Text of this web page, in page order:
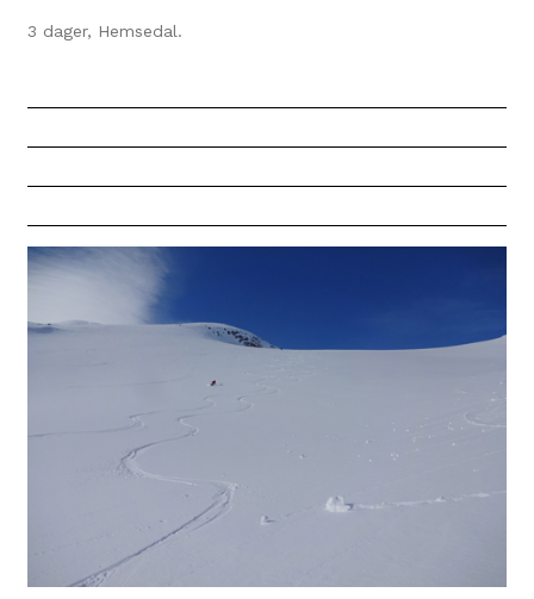
3 dager, Hemsedal.